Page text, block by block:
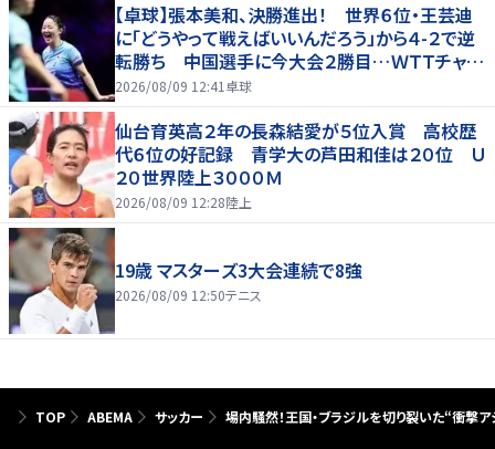
【卓球】張本美和、決勝進出！ 世界６位・王芸迪
に「どうやって戦えばいいんだろう」から４-２で逆
転勝ち 中国選手に今大会２勝目…ＷＴＴチャン
ピオンズ横浜
2026/08/09 12:41 卓球
仙台育英高２年の長森結愛が５位入賞 高校歴
代６位の好記録 青学大の芦田和佳は２０位 Ｕ
２０世界陸上３０００Ｍ
2026/08/09 12:28陸上
19歳 マスターズ3大会連続で8強
2026/08/09 12:50テニス
TOP ABEMA サッカー 場内騒然！王国・ブラジルを切り裂いた“衝撃ア